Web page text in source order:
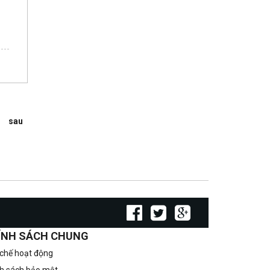
sau
SÁCH CHUNG
hoạt động